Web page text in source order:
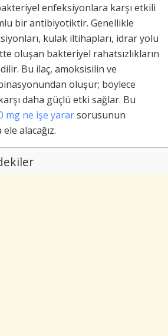
enfeksiyonlara karşı etkili
bir antibiyotiktir. Genellikle
kulak iltihapları, idrar yolu
oluşan bakteriyel rahatsızlıkların
Bu ilaç, amoksisilin ve
oluşur; böylece
daha güçlü etki sağlar. Bu
mg ne işe yararsorusunun
ele alacağız.